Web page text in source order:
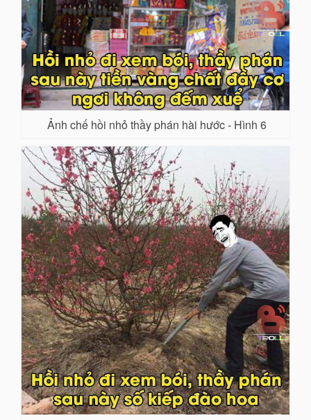
Ảnh chế hồi nhỏ thầy phán hài hước - Hình 6